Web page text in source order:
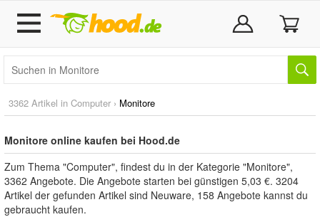
3362 Artikel in Computer › Monitore
Monitore online kaufen bei Hood.de
Zum Thema "Computer", findest du in der Kategorie "Monitore",
3362 Angebote. Die Angebote starten bei günstigen 5,03 €. 3204
Artikel der gefunden Artikel sind Neuware, 158 Angebote kannst du
gebraucht kaufen.